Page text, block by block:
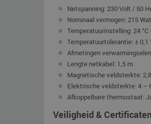
Netspanning: 230 Volt / 50
Nominaal vermogen: 215
Temperatuurinstelling: 24 °C
Temperatuurtolerantie: ± 0,1
Afmetingen
Lengte netkabel: 1,5 m
Magnetische veldsterkte:
Elektrische veldsterkte: 4 –
Afkoppelbare thermostaat:
Veiligheid & Certificaten